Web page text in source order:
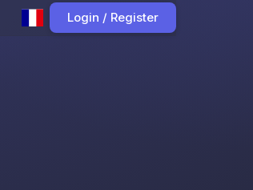
Login / Register